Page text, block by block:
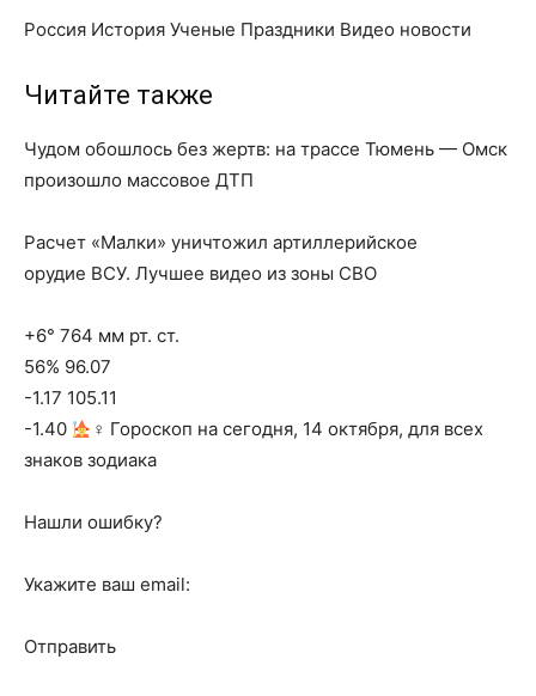
Россия История Ученые Праздники Видео новости
Читайте также
Чудом обошлось без жертв: на трассе Тюмень — Омск
произошло массовое ДТП
Расчет «Малки» уничтожил артиллерийское
орудие ВСУ. Лучшее видео из зоны СВО
+6° 764 мм рт. ст.
56% 96.07
-1.17 105.11
-1.40
‍♀ Гороскоп на сегодня, 14 октября, для всех
знаков зодиака
Нашли ошибку?
Укажите ваш email:
Отправить